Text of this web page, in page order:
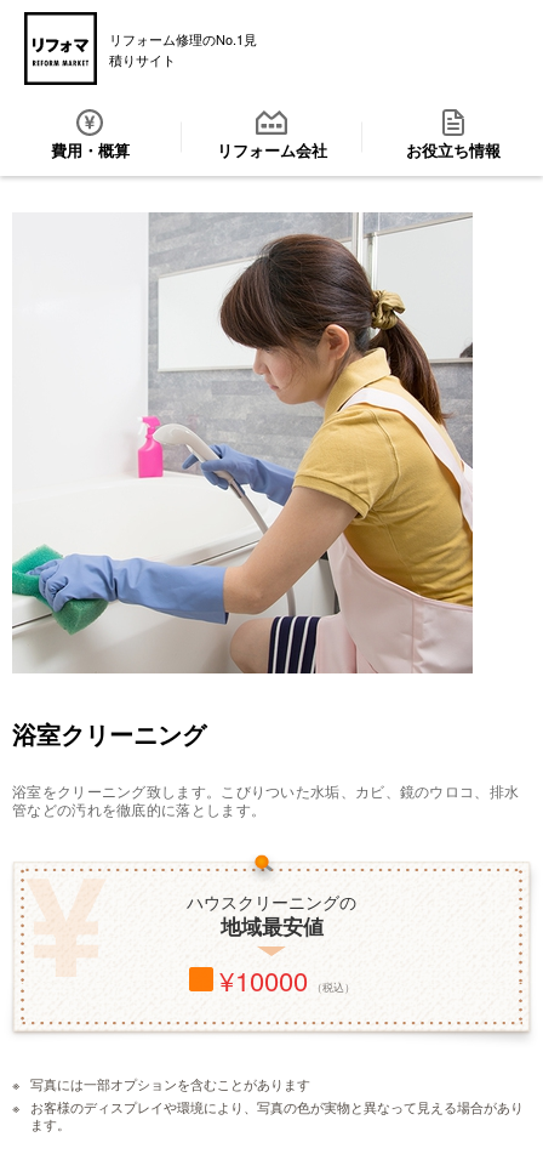
リフォーム修理のNo.1見
積りサイト
費用・概算 リフォーム会社 お役立ち情報
浴室クリーニング
浴室をクリーニング致します。こびりついた水垢、カビ、鏡のウロコ、排水
管などの汚れを徹底的に落とします。
ハウスクリーニングの
地域最安値
10000 （税込）
写真には一部オプションを含むことがあります
お客様のディスプレイや環境により、写真の色が実物と異なって見える場合があり
ます。